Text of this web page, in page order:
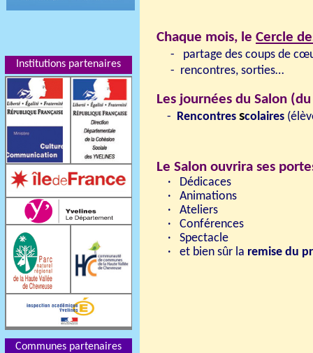
Chaque mois, le Cercle
- partage des coups de
- rencontres, sorties…
Les journées du Salon
- Rencontres scolaires
Le Salon ouvrira ses
·
Dédicaces
·
Animations
·
Ateliers
·
Conférences
·
Spectacle
·
et bien sûr la remise du
Institutions partenaires
Communes partenaires